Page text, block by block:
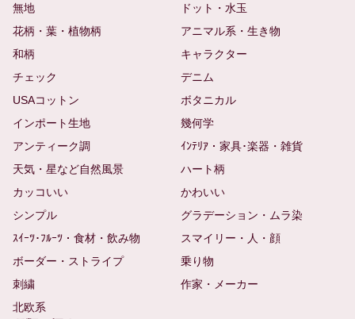
無地
ドット・水玉
花柄・葉・植物柄
アニマル系・生き物
和柄
キャラクター
チェック
デニム
USAコットン
ボタニカル
インポート生地
幾何学
アンティーク調
ｲﾝﾃﾘｱ・家具･楽器・雑貨
天気・星など自然風景
ハート柄
カッコいい
かわいい
シンプル
グラデーション・ムラ染
ｽｲｰﾂ･ﾌﾙｰﾂ・食材・飲み物
スマイリー・人・顔
ボーダー・ストライプ
乗り物
刺繍
作家・メーカー
北欧系